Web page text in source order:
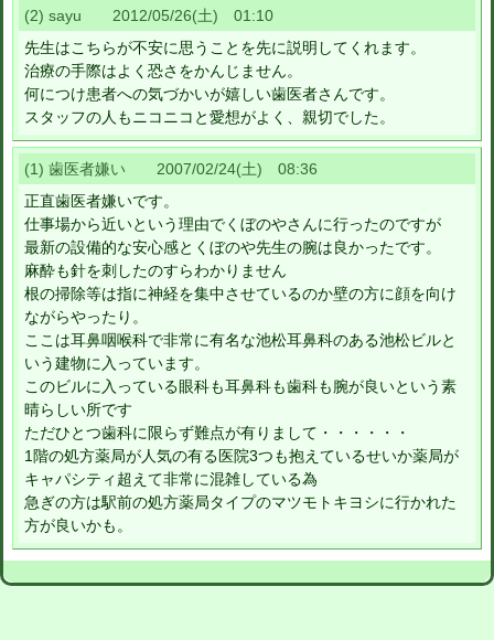
(2) sayu 2012/05/26(土) 01:10
先生はこちらが不安に思うことを先に説明してくれます。
治療の手際はよく恐さをかんじません。
何につけ患者への気づかいが嬉しい歯医者さんです。
スタッフの人もニコニコと愛想がよく、親切でした。
(1) 歯医者嫌い 2007/02/24(土) 08:36
正直歯医者嫌いです。
仕事場から近いという理由でくぼのやさんに行ったのですが
最新の設備的な安心感とくぼのや先生の腕は良かったです。
麻酔も針を刺したのすらわかりません
根の掃除等は指に神経を集中させているのか壁の方に顔を向け
ながらやったり。
ここは耳鼻咽喉科で非常に有名な池松耳鼻科のある池松ビルと
いう建物に入っています。
このビルに入っている眼科も耳鼻科も歯科も腕が良いという素
晴らしい所です
ただひとつ歯科に限らず難点が有りまして・・・・・・
1階の処方薬局が人気の有る医院3つも抱えているせいか薬局が
キャパシティ超えて非常に混雑している為
急ぎの方は駅前の処方薬局タイプのマツモトキヨシに行かれた
方が良いかも。